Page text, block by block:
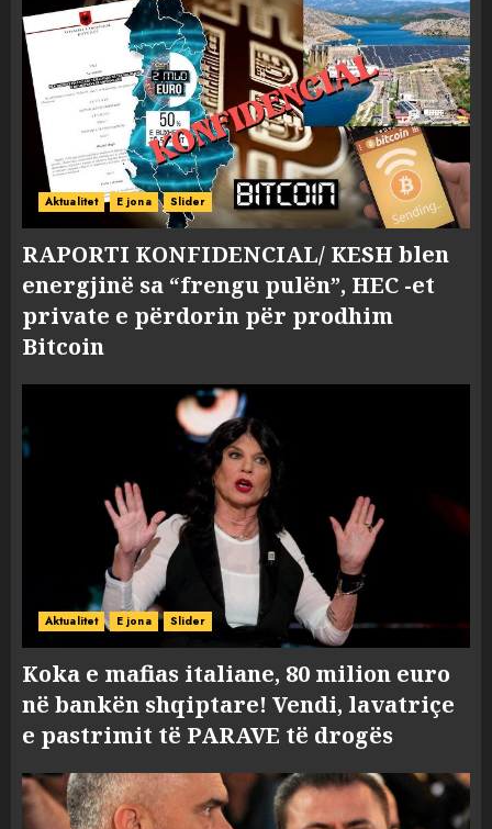
Aktualitet E jona Slider
RAPORTI KONFIDENCIAL/ KESH blen
energjinë sa “frengu pulën”, HEC -et
private e përdorin për prodhim
Bitcoin
Aktualitet E jona Slider
Koka e mafias italiane, 80 milion euro
në bankën shqiptare! Vendi, lavatriçe
e pastrimit të PARAVE të drogës